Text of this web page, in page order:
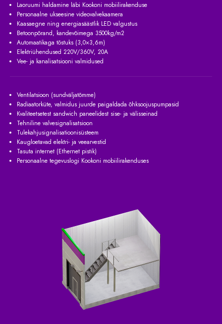
Laoruumi haldamine läbi Kookoni mobiilirakenduse
Personaalne ukseesine videovalvekaamera
Kaasaegne ning energiasäästlik LED valgustus
Betoonpõrand, kandevõimega 3500kg/m2
Automaatikaga tõstuks (3,0×3,6m)
Elektriühendused 220V/360V, 20A
Vee- ja kanalisatsiooni valmidused
Ventilatsioon (sundväljatõmme)
Radiaatorküte, valmidus juurde paigaldada õhksoojuspumpasid
Kvaliteetsetest sandwich paneelidest sise- ja välisseinad
Tehniline valvesignalisatsioon
Tulekahjusignalisatioonisüsteem
Kaugloetavad elektri- ja veearvestid
Tasuta internet (Ethernet pistik)
Personaalne tegevuslogi Kookoni mobiilirakenduses